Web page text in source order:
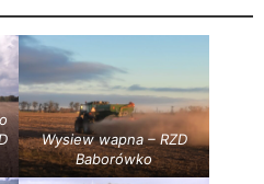
Wysiew wapna – RZD
Baborówko